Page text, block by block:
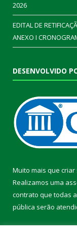
2026
EDITAL DE
ANEXO I
DESENVOLVIDO
Muito mais que criar
Realizamos uma
contrato que todas
pública serão